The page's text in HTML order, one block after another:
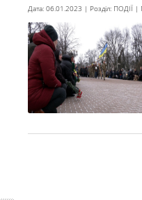
Дата: 06.01.2023 | Розділ: ПОДІЇ |